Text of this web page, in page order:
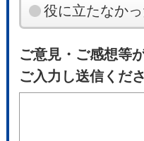
役に立たなか
ご意見・ご感想等
ご入力し送信くださ